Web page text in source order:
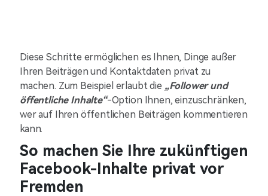
Diese Schritte ermöglichen es Ihnen, Dinge außer
Ihren Beiträgen und Kontaktdaten privat zu
machen. Zum Beispiel erlaubt die „Follower und
öffentliche Inhalte“-Option Ihnen, einzuschränken,
wer auf Ihren öffentlichen Beiträgen kommentieren
kann.
So machen Sie Ihre zukünftigen
Facebook-Inhalte privat vor
Fremden